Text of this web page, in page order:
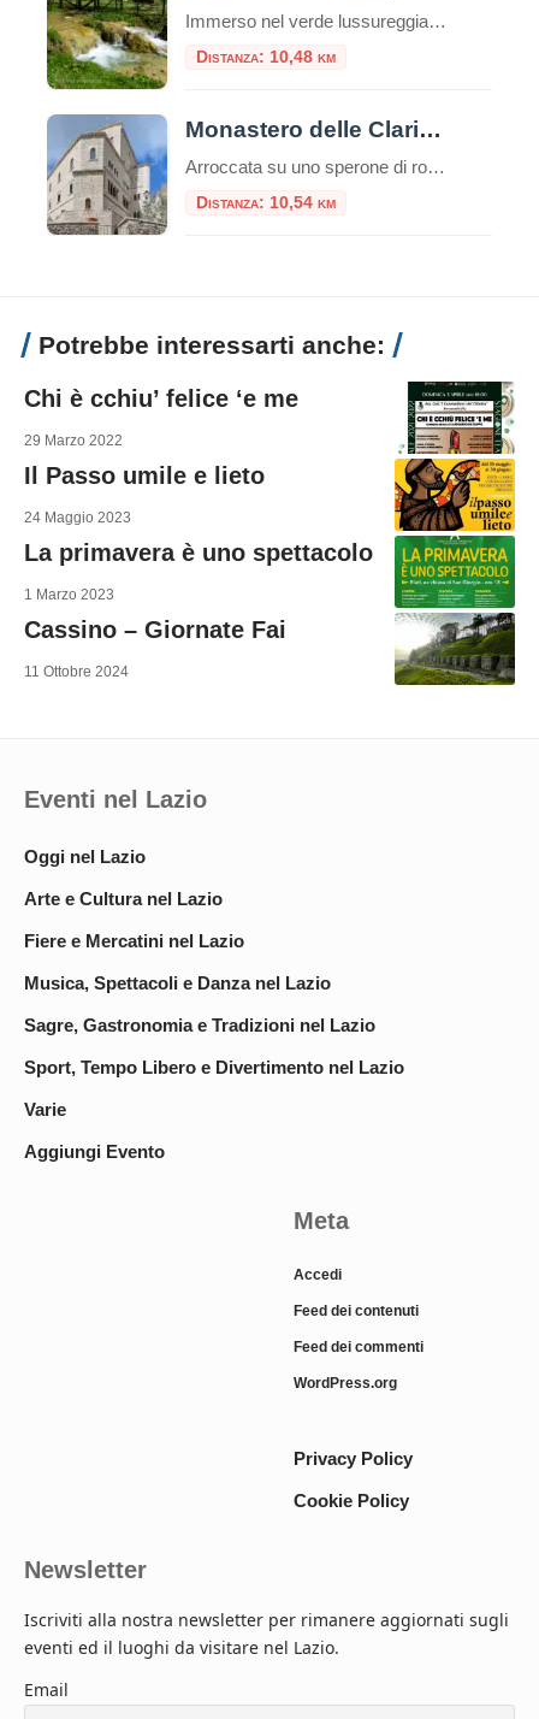
Immerso nel verde lussureggiante del Parco Naturale Regionale dei Monti Lucretili, a circa 40 chilometri da Roma, sorge un luogo dove il tempo sembra essersi fermato e dove la natura non si limita a essere guardata, ma chiede di essere vissuta con ogni fibra del proprio essere. È il Giardino dei Cinque Sensi di Licenza, […]
Distanza: 10,48 km
Monastero delle Clarisse Eremite di Santa Maria della Provvidenza
Arroccata su uno sperone di roccia che domina la valle del Tevere, Fara in Sabina è un gioiello medievale della provincia di Rieti. Ma oltre i suoi vicoli pittoreschi e i panorami mozzafiato, il borgo custodisce un luogo dove il tempo sembra essersi fermato, un’isola di profonda spiritualità: il Monastero delle Clarisse Eremite di Santa […]
Distanza: 10,54 km
Potrebbe interessarti anche:
Chi è cchiu’ felice ‘e me
29 Marzo 2022
Il Passo umile e lieto
24 Maggio 2023
La primavera è uno spettacolo
1 Marzo 2023
Cassino – Giornate Fai
11 Ottobre 2024
Eventi nel Lazio
Oggi nel Lazio
Arte e Cultura nel Lazio
Fiere e Mercatini nel Lazio
Musica, Spettacoli e Danza nel Lazio
Sagre, Gastronomia e Tradizioni nel Lazio
Sport, Tempo Libero e Divertimento nel Lazio
Varie
Aggiungi Evento
Meta
Accedi
Feed dei contenuti
Feed dei commenti
WordPress.org
Privacy Policy
Cookie Policy
Newsletter
Iscriviti alla nostra newsletter per rimanere aggiornati sugli
eventi ed il luoghi da visitare nel Lazio.
Email